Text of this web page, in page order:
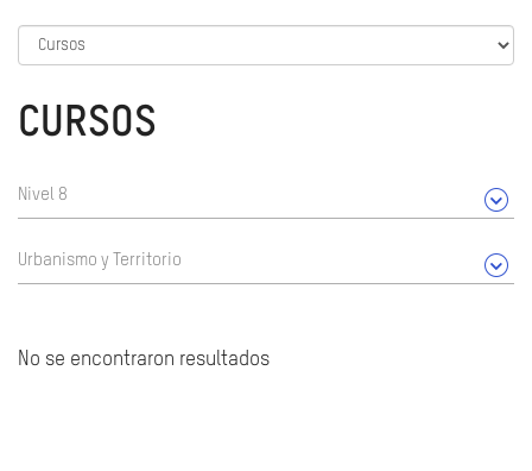
CURSOS
Nivel 8
Urbanismo y Territorio
No se encontraron resultados